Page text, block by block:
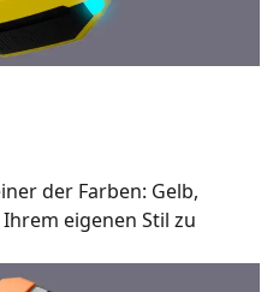
der Farben: Gelb,
eigenen Stil zu